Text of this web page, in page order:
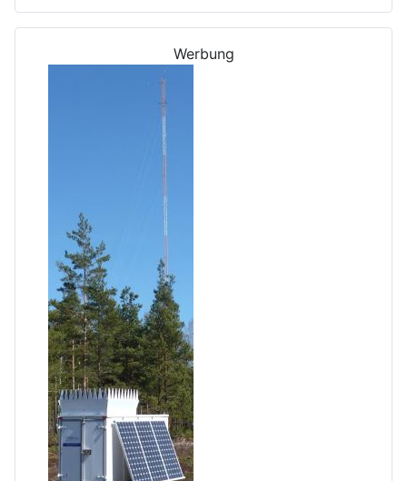
Werbung